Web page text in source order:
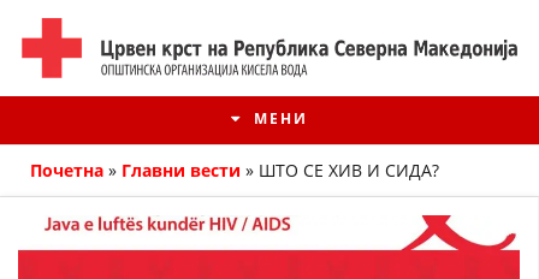
МЕНИ
Почетна » Главни вести » ШТО СЕ ХИВ И СИДА?